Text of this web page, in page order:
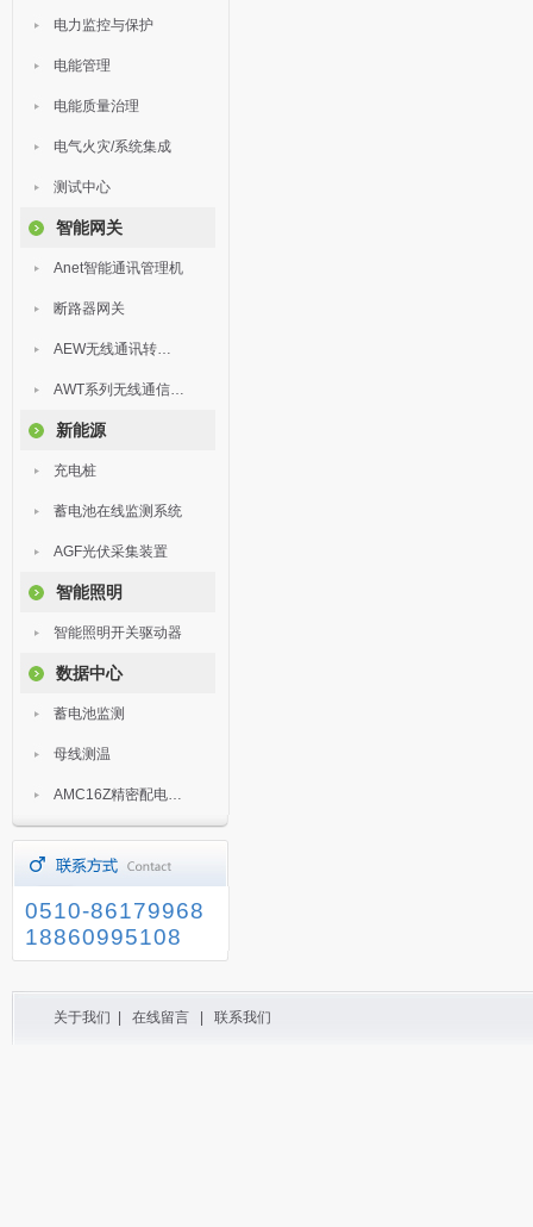
电力监控与保护
电能管理
电能质量治理
电气火灾/系统集成
测试中心
智能网关
Anet智能通讯管理机
断路器网关
AEW无线通讯转换器
AWT系列无线通信终端
新能源
充电桩
蓄电池在线监测系统
AGF光伏采集装置
智能照明
智能照明开关驱动器
数据中心
蓄电池监测
母线测温
AMC16Z精密配电监控装置
0510-86179968
18860995108
关于我们 在线留言 联系我们